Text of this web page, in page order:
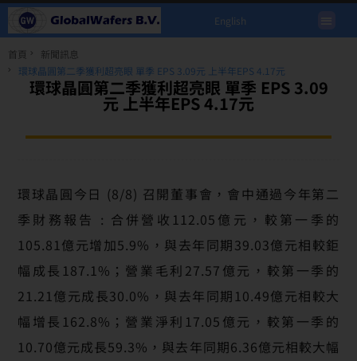
English
首頁
新聞訊息
環球晶圓第二季獲利超亮眼 單季 EPS 3.09元 上半年EPS 4.17元
環球晶圓第二季獲利超亮眼 單季 EPS 3.09
元 上半年EPS 4.17元
環球晶圓今日 (8/8) 召開董事會，會中通過今年第二
季財務報告 : 合併營收112.05億元，較第一季的
105.81億元增加5.9%，與去年同期39.03億元相較鉅
幅成長187.1%；營業毛利27.57億元，較第一季的
21.21億元成長30.0%，與去年同期10.49億元相較大
幅增長162.8%；營業淨利17.05億元，較第一季的
10.70億元成長59.3%，與去年同期6.36億元相較大幅